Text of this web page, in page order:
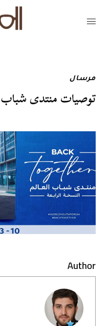
مرسال
توصيات منتدى شباب
Author